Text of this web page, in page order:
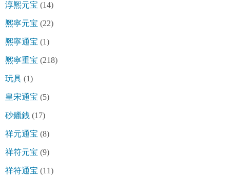
淳熈元宝 (14)
熈寧元宝 (22)
熈寧通宝 (1)
熈寧重宝 (218)
玩具 (1)
皇宋通宝 (5)
砂鑞銭 (17)
祥元通宝 (8)
祥符元宝 (9)
祥符通宝 (11)